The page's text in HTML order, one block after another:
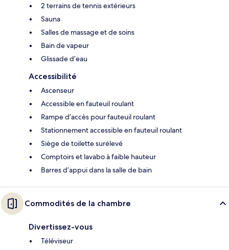
2 terrains de tennis extérieurs
Sauna
Salles de massage et de soins
Bain de vapeur
Glissade d’eau
Accessibilité
Ascenseur
Accessible en fauteuil roulant
Rampe d’accès pour fauteuil roulant
Stationnement accessible en fauteuil roulant
Siège de toilette surélevé
Comptoirs et lavabo à faible hauteur
Barres d’appui dans la salle de bain
Commodités de la chambre
Divertissez-vous
Téléviseur